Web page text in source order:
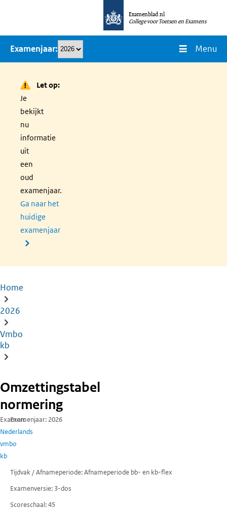
naar
inhoud
Examenblad.nl
College voor Toetsen en Examens
Examenjaar Menu
Let op:
Je
bekijkt
nu
informatie
uit
een
oud
examenjaar.
Ga naar het
huidige
examenjaar
Kruimelpad
Home
2026
Vmbo
kb
Omzettingstabel
normering
Examen
Nederlands
vmbo
kb
Examenjaar 2026
Tijdvak / Afnameperiode Afnameperiode bb- en kb-flex
Examenversie 3-dos
Scoreschaal 45